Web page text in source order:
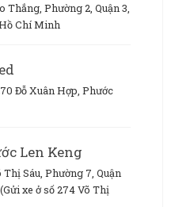
Thắng, Phường 2, Quận 3,
Chí Minh
Đỗ Xuân Hợp, Phước
Len Keng
Thị Sáu, Phường 7, Quận
xe ở số 274 Võ Thị